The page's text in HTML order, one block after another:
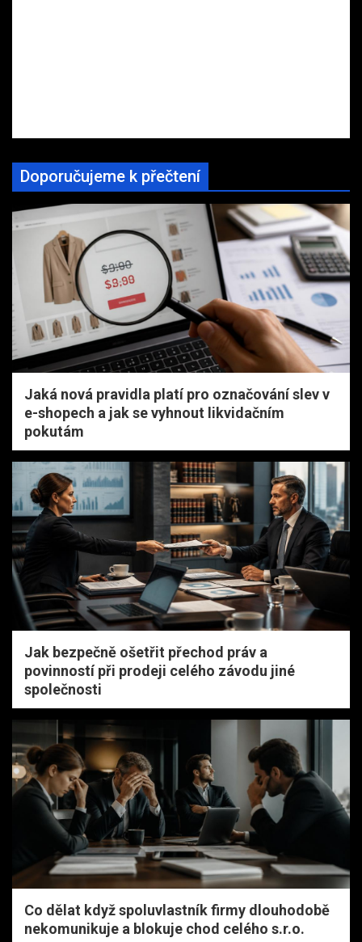
Doporučujeme k přečtení
Jaká nová pravidla platí pro označování slev v
e-shopech a jak se vyhnout likvidačním
pokutám
Jak bezpečně ošetřit přechod práv a
povinností při prodeji celého závodu jiné
společnosti
Co dělat když spoluvlastník firmy dlouhodobě
nekomunikuje a blokuje chod celého s.r.o.